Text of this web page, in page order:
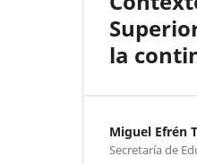
la
Miguel Efrén
Secretaría de